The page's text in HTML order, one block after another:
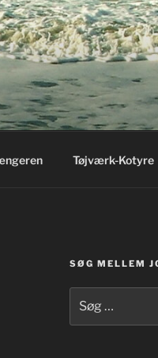
Tøjværk-Kotyre
SØG MELLEM
efter: